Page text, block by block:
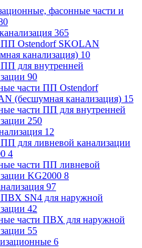
фасонные части и
365
Ostendorf SKOLAN
канализация) 10
для внутренней
90
части ПП Ostendorf
(бесшумная канализация) 15
части ПП для внутренней
250
12
для ливневой канализации
4
части ПП ливневой
KG2000 8
97
SN4 для наружной
42
части ПВХ для наружной
55
6